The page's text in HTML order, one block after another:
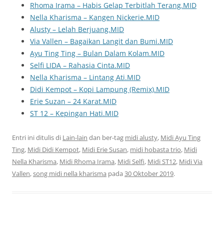
Rhoma Irama – Habis Gelap Terbitlah Terang.MID
Nella Kharisma – Kangen Nickerie.MID
Alusty – Lelah Berjuang.MID
Via Vallen – Bagaikan Langit dan Bumi.MID
Ayu Ting Ting – Bulan Dalam Kolam.MID
Selfi LIDA – Rahasia Cinta.MID
Nella Kharisma – Lintang Ati.MID
Didi Kempot – Kopi Lampung (Remix).MID
Erie Suzan – 24 Karat.MID
ST 12 – Kepingan Hati.MID
Entri ini ditulis di Lain-lain dan ber-tag midi alusty, Midi Ayu Ting
Ting, Midi Didi Kempot, Midi Erie Susan, midi hobasta trio, Midi
Nella Kharisma, Midi Rhoma Irama, Midi Selfi, Midi ST12, Midi Via
Vallen,song midi nella kharisma pada 30 Oktober 2019.